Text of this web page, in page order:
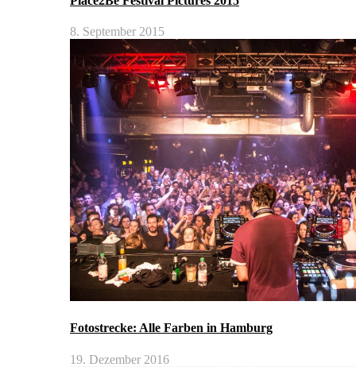
8. September 2015
Fotostrecke: Alle Farben in Hamburg
19. Dezember 2016